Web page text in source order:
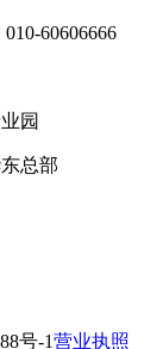
60606666
园
总部
号-1营业执照